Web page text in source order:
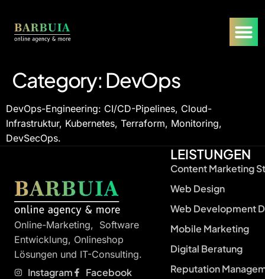
Category: DevOps
DevOps-Engineering: CI/CD-Pipelines, Cloud-
Infrastruktur, Kubernetes, Terraform, Monitoring,
DevSecOps.
Online-Marketing, Software
Entwicklung, Onlineshop
Lösungen und IT-Consulting.
Instagram Facebook
LEISTUNGEN
Content Marketing
Web Design
Web Development
Mobile Marketing
Digital Beratung
Reputation